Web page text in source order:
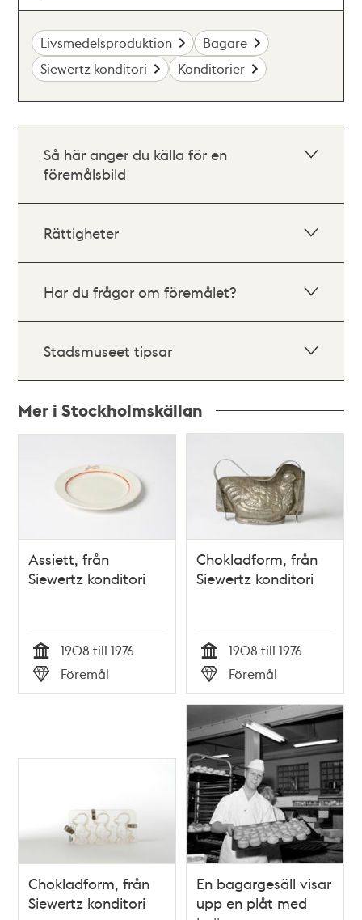
Livsmedelsproduktion
Bagare
Siewertz konditori
Konditorier
Så här anger du källa för en
föremålsbild
Rättigheter
Har du frågor om föremålet?
Stadsmuseet tipsar
Mer i Stockholmskällan
Assiett, från
Siewertz konditori
Tid
1908 till 1976
Typ
Föremål
Chokladform, från
Siewertz konditori
Tid
1908 till 1976
Typ
Föremål
Chokladform, från
Siewertz konditori
En bagargesäll visar
upp en plåt med